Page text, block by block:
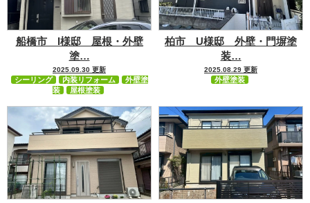
船橋市 I様邸 屋根・外壁
塗…
2025.09.30 更新
シーリング 内装リフォーム
外壁塗
装
屋根塗装
柏市 U様邸 外壁・門塀塗
装…
2025.08.29 更新
外壁塗装